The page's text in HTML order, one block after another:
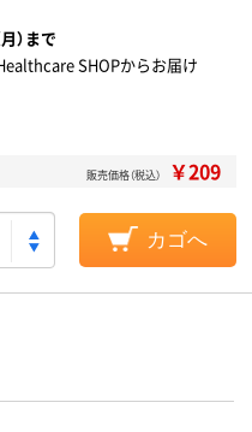
）まで
SHOPからお届け
販売価格（税込） ￥209
カゴへ